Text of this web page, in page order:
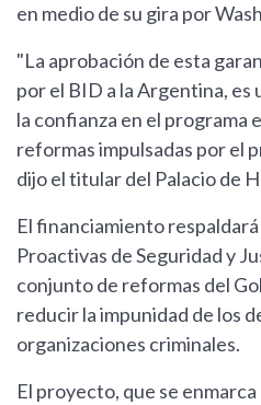
en medio de su gira por
"La aprobación de esta
por el BID a la Argentina,
la confianza en el programa
reformas impulsadas por el
dijo el titular del Palacio de
El financiamiento
Proactivas de Seguridad y
conjunto de reformas del
reducir la impunidad de los
organizaciones criminales.
El proyecto, que se enmarca